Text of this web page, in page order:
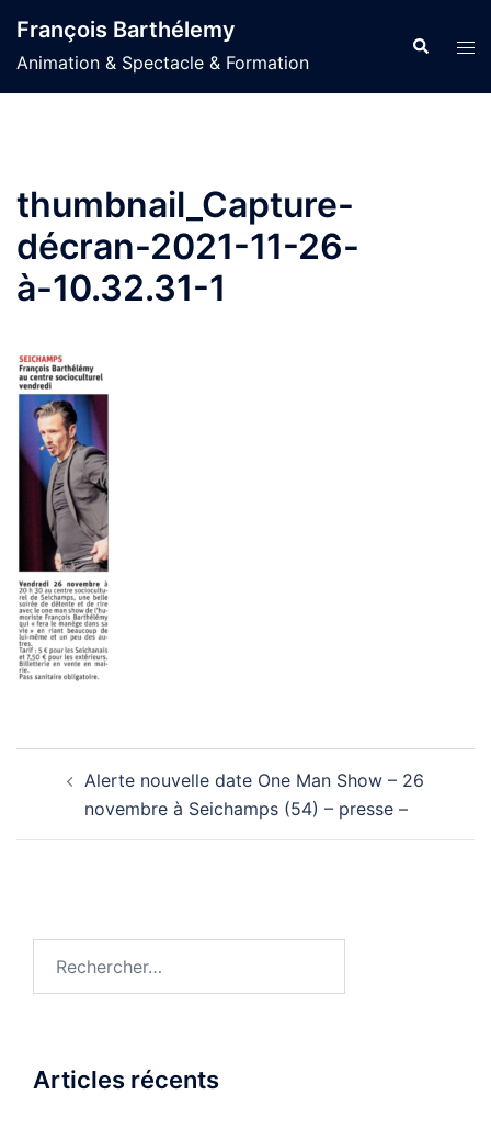
au
contenu
François Barthélemy
Animation & Spectacle & Formation
thumbnail_Capture-
décran-2021-11-26-
à-10.32.31-1
d’articleAlerte nouvelle date One Man Show – 26
novembre à Seichamps (54) – presse –
Articles récents